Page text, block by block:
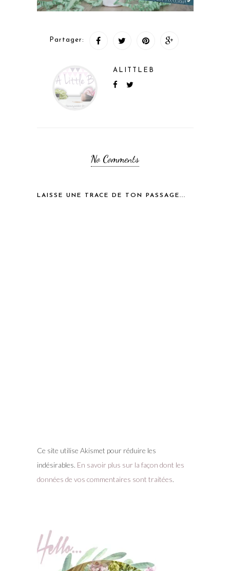
Partager:
ALITTLEB
No Comments
LAISSE UNE TRACE DE TON PASSAGE...
Ce site utilise Akismet pour réduire les
indésirables. En savoir plus sur la façon dont les
données de vos commentaires sont traitées.